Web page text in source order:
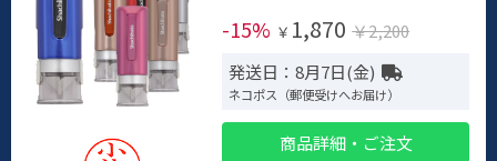
-15% ￥ 1,870 ￥2,200
発送日：8月7日(金)
ネコポス（郵便受けへお届け）
商品詳細・ご注文